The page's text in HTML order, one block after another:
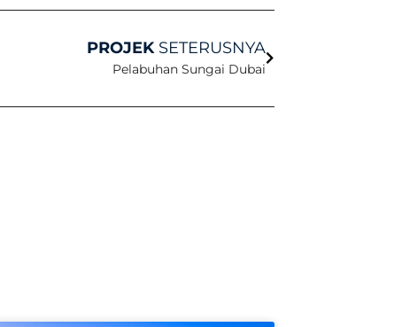
PROJEKSETERUSNYA
Pelabuhan Sungai Dubai